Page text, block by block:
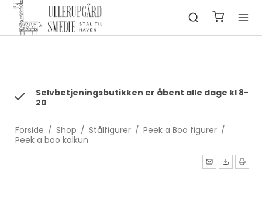
fbq('init', '1322550991547406', { em: 'email@email.com', //
Values will be hashed automatically by the pixel using SHA-256
ph: '1234567890', ... });
Selvbetjeningsbutikken er åbent alle dage kl 8-
20
Forside / Shop / Stålfigurer / Peek a Boo figurer /
Peek a boo kalkun